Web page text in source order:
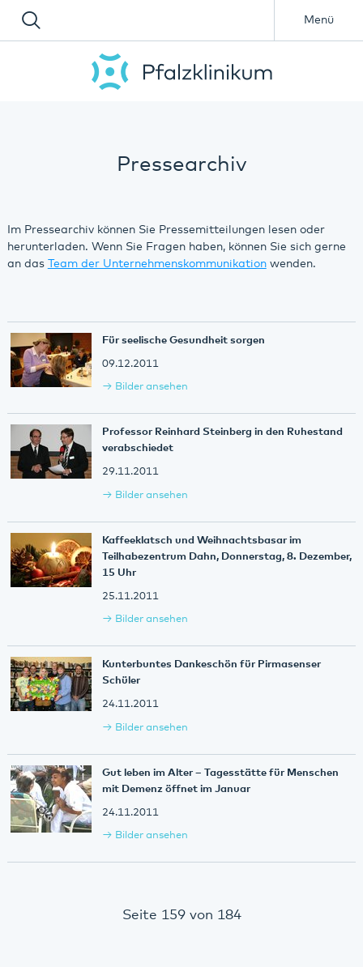
Menü
Pressearchiv
Im Pressearchiv können Sie Pressemitteilungen lesen oder
herunterladen. Wenn Sie Fragen haben, können Sie sich gerne
an das Team der Unternehmenskommunikationwenden.
Für seelische Gesundheit sorgen
09.12.2011
Bilder ansehen
Professor Reinhard Steinberg in den Ruhestand
verabschiedet
29.11.2011
Bilder ansehen
Kaffeeklatsch und Weihnachtsbasar im
Teilhabezentrum Dahn, Donnerstag, 8. Dezember,
15 Uhr
25.11.2011
Bilder ansehen
Kunterbuntes Dankeschön für Pirmasenser
Schüler
24.11.2011
Bilder ansehen
Gut leben im Alter – Tagesstätte für Menschen
mit Demenz öffnet im Januar
24.11.2011
Bilder ansehen
Seite 159 von 184